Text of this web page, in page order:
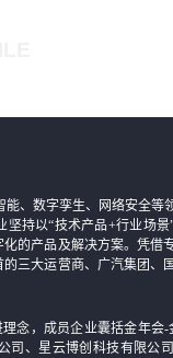
、数字孪生、网络安全等
持以“技术产品+行业场
的产品及解决方案。凭借
三大运营商、广汽集团、
念，成员企业囊括金年会
司、星云博创科技有限公